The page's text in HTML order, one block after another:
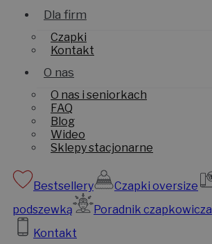
Dla firm
Czapki
Kontakt
O nas
O nas i seniorkach
FAQ
Blog
Wideo
Sklepy stacjonarne
Bestsellery Czapki oversize
podszewką
Poradnik czapkowicza
Kontakt